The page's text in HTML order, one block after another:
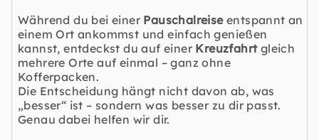
Während du bei einer Pauschalreiseentspannt an
einem Ort ankommst und einfach genießen
kannst, entdeckst du auf einer Kreuzfahrt gleich
mehrere Orte auf einmal – ganz ohne
Kofferpacken.
Die Entscheidung hängt nicht davon ab, was
„besser“ ist – sondern was besser zu dir passt.
Genau dabei helfen wir dir.